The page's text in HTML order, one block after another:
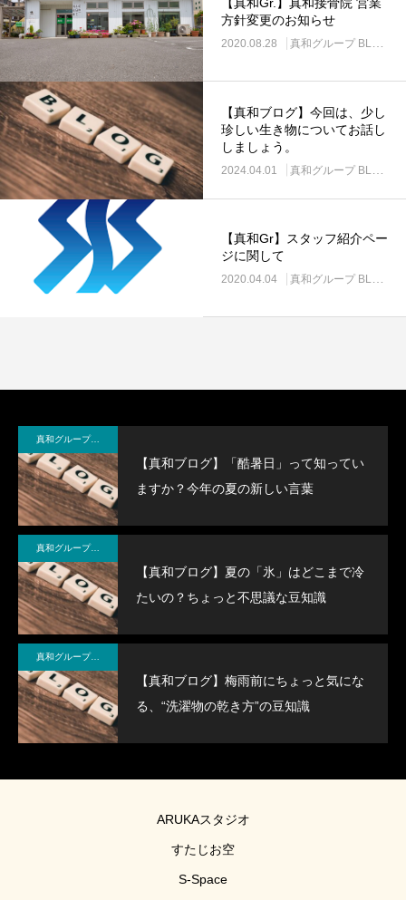
方針変更のお知らせ
2020.08.28 真和グループ BLOG＆NEWS
【真和ブログ】今回は、少し
珍しい生き物についてお話し
しましょう。
2024.04.01 真和グループ BLOG＆NEWS
【真和Gr】スタッフ紹介ペー
ジに関して
2020.04.04 真和グループ BLOG＆NEWS
真和グループ BLOG＆NEWS
【真和ブログ】「酷暑日」って知ってい
ますか？今年の夏の新しい言葉
真和グループ BLOG＆NEWS
【真和ブログ】夏の「氷」はどこまで冷
たいの？ちょっと不思議な豆知識
真和グループ BLOG＆NEWS
【真和ブログ】梅雨前にちょっと気にな
る、“洗濯物の乾き方”の豆知識
ARUKAスタジオ
すたじお空
S-Space